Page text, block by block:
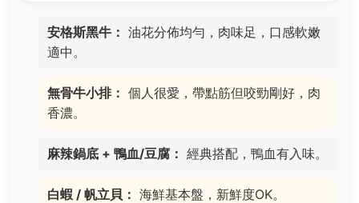
安格斯黑牛： 油花分佈均勻，肉味足，口感軟嫩
適中。
無骨牛小排： 個人很愛，帶點筋但咬勁剛好，肉
香濃。
麻辣鍋底 + 鴨血/豆腐： 經典搭配，鴨血有入味。
白蝦 / 帆立貝： 海鮮基本盤，新鮮度OK。